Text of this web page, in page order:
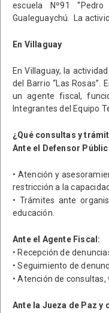
escuela Nº91
Gualeguaychú. La
En Villaguay
En Villaguay, la
del Barrio “Las
un agente fiscal,
Integrantes del Equipo
¿Qué consultas y
Ante el Defensor
• Atención y
restricción a la capacidad.
• Trámites ante
educación.
Ante el Agente Fiscal:
• Recepción de
• Seguimiento de
• Atención de
Ante la Jueza de Paz y